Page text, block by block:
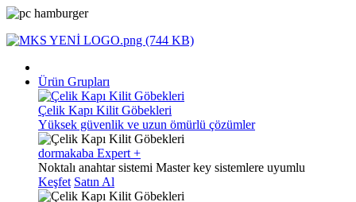
Ürün Grupları
Çelik Kapı Kilit Göbekleri
Yüksek güvenlik ve uzun ömürlü çözümler
dormakaba Expert +
Noktalı anahtar sistemi Master key sistemlere uyumlu
Keşfet Satın Al